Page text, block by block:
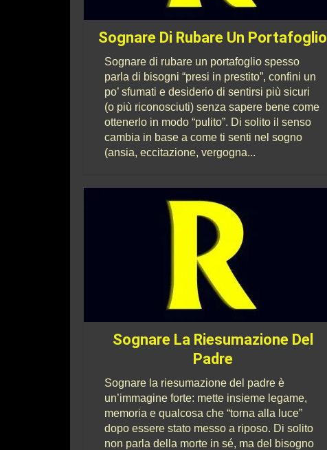
Sognare Di Rubare Un Portafoglio
Sognare di rubare un portafoglio spesso
parla di bisogni “presi in prestito”, confini un
po’ sfumati e desiderio di sentirsi più sicuri
(o più riconosciuti) senza sapere bene come
ottenerlo in modo “pulito”. Di solito il senso
cambia in base a come ti senti nel sogno
(ansia, eccitazione, vergogna...
Sognare La Riesumazione Del
Padre
Sognare la riesumazione del padre è
un’immagine forte: mette insieme legame,
memoria e qualcosa che “torna alla luce”
dopo essere stato messo a riposo. Di solito
non parla della morte in sé, ma del bisogno